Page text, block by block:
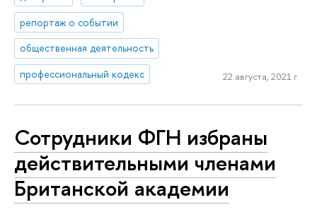
репортаж о событии
общественная деятельность
профессиональный кодекс
22 августа, 2021 г.
Сотрудники ФГН избраны
действительными членами
Британской академии